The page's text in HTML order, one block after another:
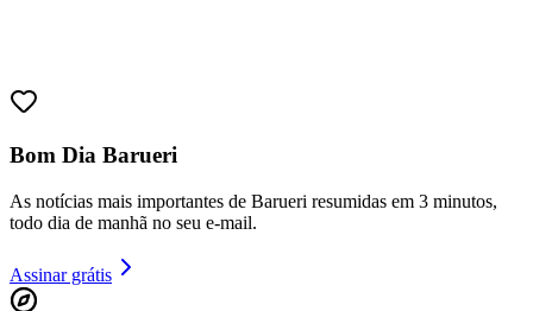
Bom Dia Barueri
As notícias mais importantes de Barueri resumidas em 3 minutos,
todo dia de manhã no seu e-mail.
Assinar grátis